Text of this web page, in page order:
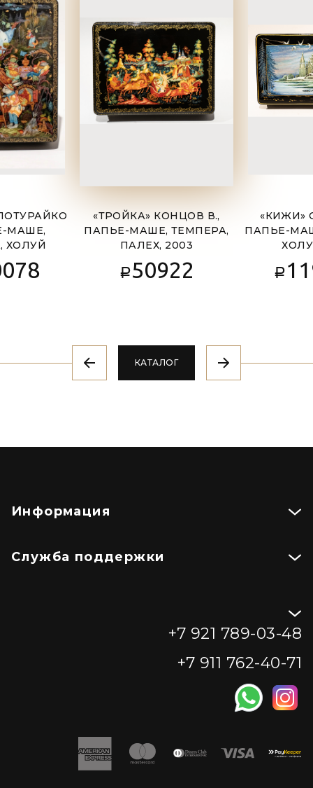
«ТРОЙКА» КОНЦОВ В.,
ПАПЬЕ-МАШЕ, ТЕМПЕРА,
ПАЛЕХ, 2003
Р 50922
«КИЖИ»
ПАПЬЕ-
Р
МАШЕ,
ХОЛУЙ
КАТАЛОГ
Информация
Служба поддержки
+7 921 789-03-48
+7 911 762-40-71